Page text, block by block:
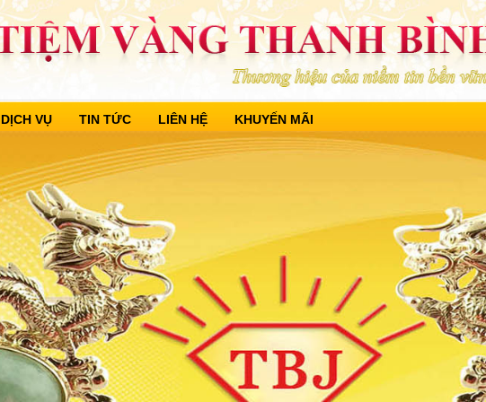
DỊCH VỤ TIN TỨC LIÊN HỆ KHUYẾN MÃI